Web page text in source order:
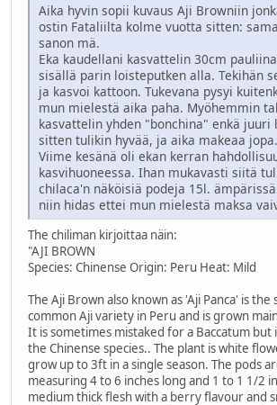
Aika hyvin sopii kuvaus Aji Browniin
ostin Fataliilta kolme vuotta sitten:
sanon mä.
Eka kaudellani kasvattelin 30cm
sisällä parin loisteputken alla. Tekihän
ja kasvoi kattoon. Tukevana pysyi
mun mielestä aika paha. Myöhemmin
kasvattelin yhden "bonchina" enkä juuri
sitten tulikin hyvää, ja aika makeaa jopa.
Viime kesänä oli ekan kerran
kasvihuoneessa. Ihan mukavasti siitä
chilaca'n näköisiä podeja 15l.
niin hidas ettei mun mielestä maksa
The chiliman kirjoittaa näin:
"AJI BROWN
Species: Chinense Origin: Peru Heat: Mild
The Aji Brown also known as 'Aji Panca' is the
common Aji variety in Peru and is grown
It is sometimes mistaked for a Baccatum but
the Chinense species.. The plant is white
grow up to 3ft in a single season. The pods
measuring 4 to 6 inches long and 1 to 1 1/2
medium thick flesh with a berry flavour and